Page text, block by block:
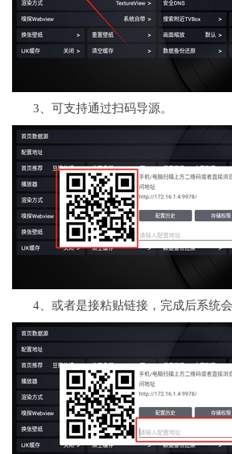
3、可支持通过扫码导源。
4、或者是接粘贴链接，完成后系统